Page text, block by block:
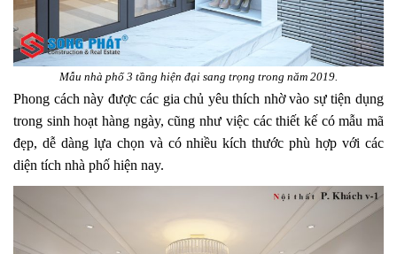
Mẫu nhà phố 3 tầng hiện đại sang trọng trong năm 2019.
Phong cách này được các gia chủ yêu thích nhờ vào sự tiện dụng
trong sinh hoạt hàng ngày, cũng như việc các thiết kế có mẫu mã
đẹp, dễ dàng lựa chọn và có nhiều kích thước phù hợp với các
diện tích nhà phố hiện nay.